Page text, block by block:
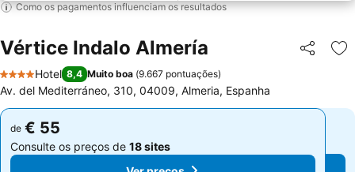
Como os pagamentos influenciam os resultados
Vértice Indalo Almería Partilhar
4 Estrelas
Hotel 8,4 Muito boa (9.667 pontuações)
Av. del Mediterráneo, 310, 04009, Almeria, Espanha
de € 55
Consulte os preços de 18 sites
de € 55
Consulte os preços de 18 sites